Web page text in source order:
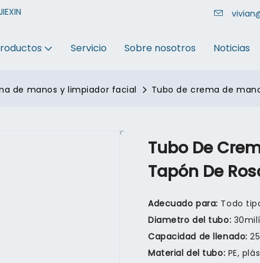
Servicio Sobre nosotros Noticias
de manos y limpiador facial Tubo de crema de
Tubo De
Tapón De
Adecuado para: Todo
Diametro del tubo:
Capacidad de llenado:
Material del tubo: PE,